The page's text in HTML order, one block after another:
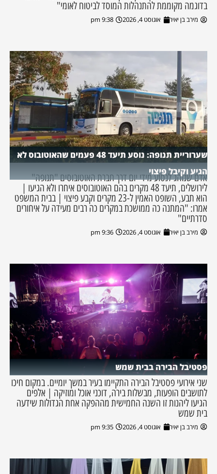
בדוגמה מקוממת להתנהלות המוסד לביטוח לאומי"
מירב בן יאיר אוגוסט 4, 2026 9:38 pm
שערוריית תנופה: נוסע תיעד 48 פעמים שהאוטובוס לא
הגיע וקיבל פיצוי
אדם שנוהג לנסוע מידי יום דרך חברת האוטובוסים "תנופה"
לירושלים, תיעד 48 מקרים בהם האוטובוסים איחרו ולא הגיעו |
הוא תבע, השופט האמין ל-23 מקרים וקבע פיצוי | בבית המשפט
אמרו: "המתנה כה ממושכת במקרים כה רבים מעידה על איחורים
סדרתיים"
מירב בן יאיר אוגוסט 4, 2026 9:36 pm
פסטיבל הבירה בבית שמש
שני אירועי פסטיבל הבירה התקיימו בעיר במשך יומיים. במקום חיכו
לתושבים הופעות, מבשלות בירה, דוכני אוכל ומוזיקה | אלפים
הגיעו ליהנות זו השנה החמישית מההפקה אחת הגדולות שידעה
בית שמש
מירב בן יאיר אוגוסט 4, 2026 9:35 pm